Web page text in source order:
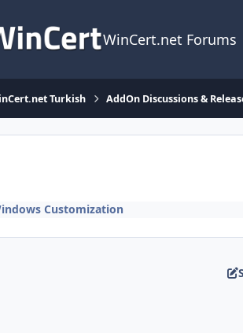
WinCert.net Forums
Turkish AddOn Discussions &
Customization